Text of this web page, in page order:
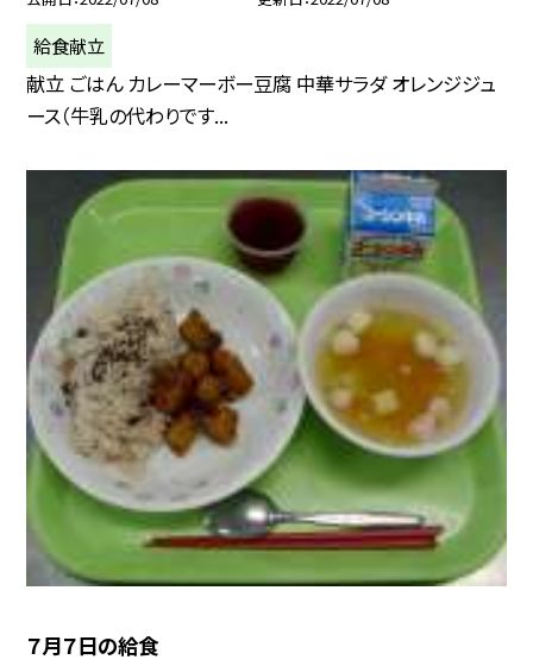
給食献立
献立 ごはん カレーマーボー豆腐 中華サラダ オレンジジュ
ース（牛乳の代わりです...
７月７日の給食